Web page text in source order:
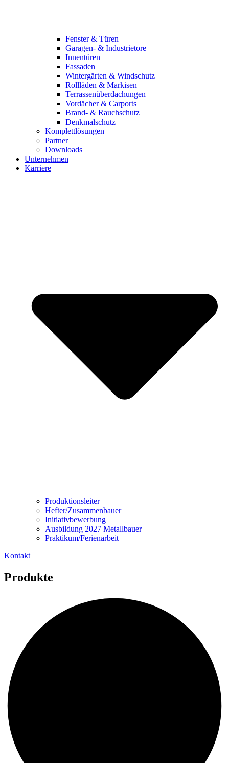
Fenster & Türen
Garagen- & Industrietore
Innentüren
Fassaden
Wintergärten & Windschutz
Rollläden & Markisen
Terrassenüberdachungen
Vordächer & Carports
Brand- & Rauchschutz
Denkmalschutz
Komplettlösungen
Partner
Downloads
Unternehmen
Karriere
Produktionsleiter
Hefter/Zusammenbauer
Initiativbewerbung
Ausbildung 2027 Metallbauer
Praktikum/Ferienarbeit
Kontakt
Produkte